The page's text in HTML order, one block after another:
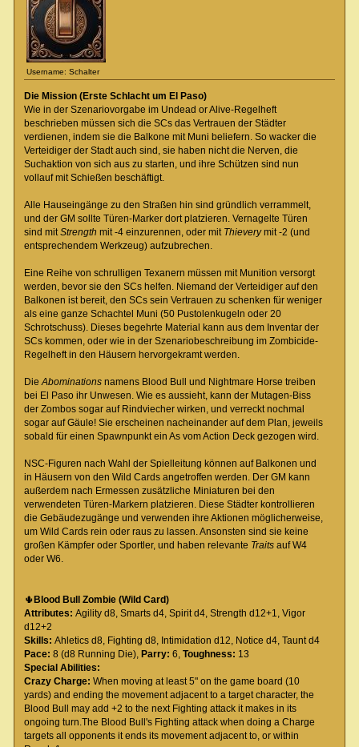
Username: Schalter
Die Mission (Erste Schlacht um El Paso)
Wie in der Szenariovorgabe im Undead or Alive-Regelheft
beschrieben müssen sich die SCs das Vertrauen der Städter
verdienen, indem sie die Balkone mit Muni beliefern. So wacker die
Verteidiger der Stadt auch sind, sie haben nicht die Nerven, die
Suchaktion von sich aus zu starten, und ihre Schützen sind nun
vollauf mit Schießen beschäftigt.
Alle Hauseingänge zu den Straßen hin sind gründlich verrammelt,
und der GM sollte Türen-Marker dort platzieren. Vernagelte Türen
sind mitStrength mit -4 einzurennen, oder mit Thieverymit -2 (und
entsprechendem Werkzeug) aufzubrechen.
Eine Reihe von schrulligen Texanern müssen mit Munition versorgt
werden, bevor sie den SCs helfen. Niemand der Verteidiger auf den
Balkonen ist bereit, den SCs sein Vertrauen zu schenken für weniger
als eine ganze Schachtel Muni (50 Pustolenkugeln oder 20
Schrotschuss). Dieses begehrte Material kann aus dem Inventar der
SCs kommen, oder wie in der Szenariobeschreibung im Zombicide-
Regelheft in den Häusern hervorgekramt werden.
DieAbominationsnamens Blood Bull und Nightmare Horse treiben
bei El Paso ihr Unwesen. Wie es aussieht, kann der Mutagen-Biss
der Zombos sogar auf Rindviecher wirken, und verreckt nochmal
sogar auf Gäule! Sie erscheinen nacheinander auf dem Plan, jeweils
sobald für einen Spawnpunkt ein As vom Action Deck gezogen wird.
NSC-Figuren nach Wahl der Spielleitung können auf Balkonen und
in Häusern von den Wild Cards angetroffen werden. Der GM kann
außerdem nach Ermessen zusätzliche Miniaturen bei den
verwendeten Türen-Markern platzieren. Diese Städter kontrollieren
die Gebäudezugänge und verwenden ihre Aktionen möglicherweise,
um Wild Cards rein oder raus zu lassen. Ansonsten sind sie keine
großen Kämpfer oder Sportler, und haben relevante Traitsauf W4
oder W6.
🌵 Blood Bull Zombie (Wild Card)
Attributes: Agility d8, Smarts d4, Spirit d4, Strength d12+1, Vigor
d12+2
Skills: Ahletics d8, Fighting d8, Intimidation d12, Notice d4, Taunt d4
Pace: 8 (d8 Running Die), Parry: 6, Toughness: 13
Special Abilities:
Crazy Charge: When moving at least 5" on the game board (10
yards) and ending the movement adjacent to a target character, the
Blood Bull may add +2 to the next Fighting attack it makes in its
ongoing turn.The Blood Bull's Fighting attack when doing a Charge
targets all opponents it ends its movement adjacent to, or within